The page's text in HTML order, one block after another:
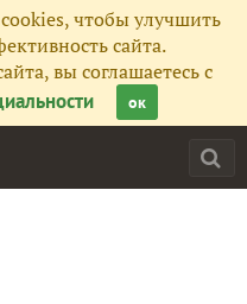
чтобы улучшить
сайта.
вы соглашаетесь с
ок